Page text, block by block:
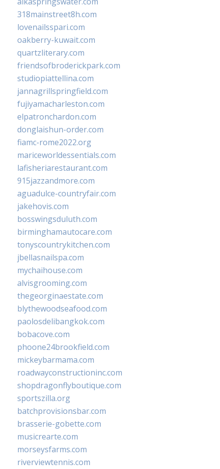
318mainstreet8h.com
lovenailsspari.com
oakberry-kuwait.com
quartzliterary.com
friendsofbroderickpark.com
studiopiattellina.com
jannagrillspringfield.com
fujiyamacharleston.com
elpatronchardon.com
donglaishun-order.com
fiamc-rome2022.org
mariceworldessentials.com
lafisheriarestaurant.com
915jazzandmore.com
aguadulce-countryfair.com
jakehovis.com
bosswingsduluth.com
birminghamautocare.com
tonyscountrykitchen.com
jbellasnailspa.com
mychaihouse.com
alvisgrooming.com
thegeorginaestate.com
blythewoodseafood.com
paolosdelibangkok.com
bobacove.com
phoone24brookfield.com
mickeybarmama.com
roadwayconstructioninc.com
shopdragonflyboutique.com
sportszilla.org
batchprovisionsbar.com
brasserie-gobette.com
musicrearte.com
morseysfarms.com
riverviewtennis.com